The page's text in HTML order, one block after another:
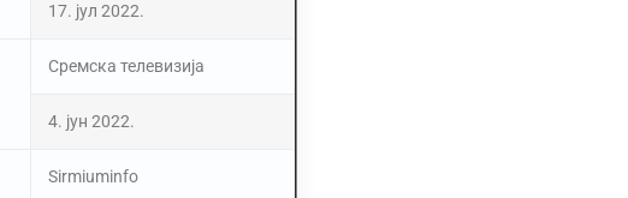
17. јул 2022.
Сремска телевизија
4. јун 2022.
Sirmiuminfo